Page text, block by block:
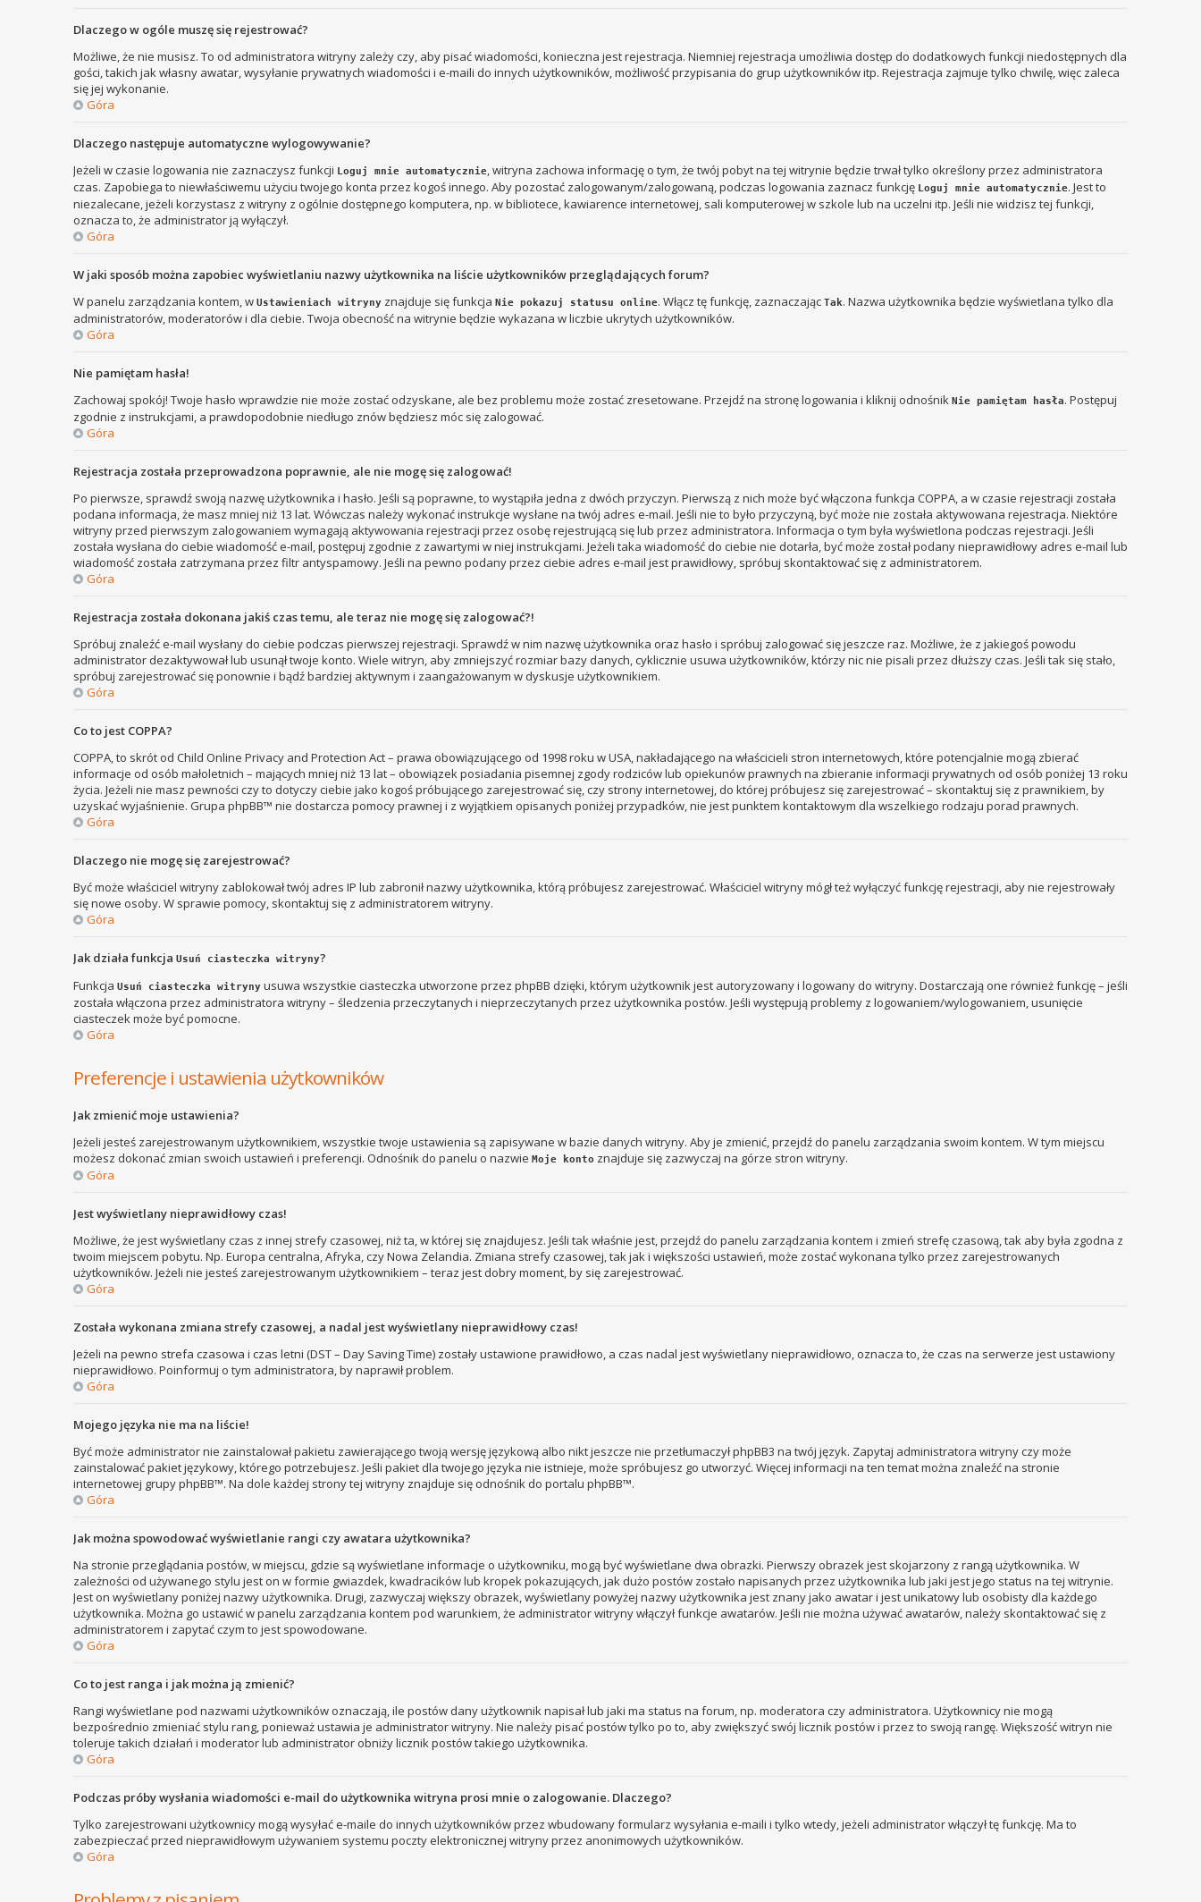
Dlaczego w ogóle muszę się rejestrować?
Możliwe, że nie musisz. To od administratora witryny zależy czy, aby pisać wiadomości, konieczna jest rejestracja. Niemniej rejestracja umożliwia dostęp do dodatkowych funkcji niedostępnych dla
gości, takich jak własny awatar, wysyłanie prywatnych wiadomości i e-maili do innych użytkowników, możliwość przypisania do grup użytkowników itp. Rejestracja zajmuje tylko chwilę, więc zaleca
się jej wykonanie.
Góra
Dlaczego następuje automatyczne wylogowywanie?
Jeżeli w czasie logowania nie zaznaczysz funkcji Loguj mnie automatycznie, witryna zachowa informację o tym, że twój pobyt na tej witrynie będzie trwał tylko określony przez administratora
czas. Zapobiega to niewłaściwemu użyciu twojego konta przez kogoś innego. Aby pozostać zalogowanym/zalogowaną, podczas logowania zaznacz funkcję Loguj mnie automatycznie. Jest to
niezalecane, jeżeli korzystasz z witryny z ogólnie dostępnego komputera, np. w bibliotece, kawiarence internetowej, sali komputerowej w szkole lub na uczelni itp. Jeśli nie widzisz tej funkcji,
oznacza to, że administrator ją wyłączył.
Góra
W jaki sposób można zapobiec wyświetlaniu nazwy użytkownika na liście użytkowników przeglądających forum?
W panelu zarządzania kontem, w Ustawieniach witryny znajduje się funkcja Nie pokazuj statusu online. Włącz tę funkcję, zaznaczając Tak. Nazwa użytkownika będzie wyświetlana tylko dla
administratorów, moderatorów i dla ciebie. Twoja obecność na witrynie będzie wykazana w liczbie ukrytych użytkowników.
Góra
Nie pamiętam hasła!
Zachowaj spokój! Twoje hasło wprawdzie nie może zostać odzyskane, ale bez problemu może zostać zresetowane. Przejdź na stronę logowania i kliknij odnośnik Nie pamiętam hasła. Postępuj
zgodnie z instrukcjami, a prawdopodobnie niedługo znów będziesz móc się zalogować.
Góra
Rejestracja została przeprowadzona poprawnie, ale nie mogę się zalogować!
Po pierwsze, sprawdź swoją nazwę użytkownika i hasło. Jeśli są poprawne, to wystąpiła jedna z dwóch przyczyn. Pierwszą z nich może być włączona funkcja COPPA, a w czasie rejestracji została
podana informacja, że masz mniej niż 13 lat. Wówczas należy wykonać instrukcje wysłane na twój adres e-mail. Jeśli nie to było przyczyną, być może nie została aktywowana rejestracja. Niektóre
witryny przed pierwszym zalogowaniem wymagają aktywowania rejestracji przez osobę rejestrującą się lub przez administratora. Informacja o tym była wyświetlona podczas rejestracji. Jeśli
została wysłana do ciebie wiadomość e-mail, postępuj zgodnie z zawartymi w niej instrukcjami. Jeżeli taka wiadomość do ciebie nie dotarła, być może został podany nieprawidłowy adres e-mail lub
wiadomość została zatrzymana przez filtr antyspamowy. Jeśli na pewno podany przez ciebie adres e-mail jest prawidłowy, spróbuj skontaktować się z administratorem.
Góra
Rejestracja została dokonana jakiś czas temu, ale teraz nie mogę się zalogować?!
Spróbuj znaleźć e-mail wysłany do ciebie podczas pierwszej rejestracji. Sprawdź w nim nazwę użytkownika oraz hasło i spróbuj zalogować się jeszcze raz. Możliwe, że z jakiegoś powodu
administrator dezaktywował lub usunął twoje konto. Wiele witryn, aby zmniejszyć rozmiar bazy danych, cyklicznie usuwa użytkowników, którzy nic nie pisali przez dłuższy czas. Jeśli tak się stało,
spróbuj zarejestrować się ponownie i bądź bardziej aktywnym i zaangażowanym w dyskusje użytkownikiem.
Góra
Co to jest COPPA?
COPPA, to skrót od Child Online Privacy and Protection Act – prawa obowiązującego od 1998 roku w USA, nakładającego na właścicieli stron internetowych, które potencjalnie mogą zbierać
informacje od osób małoletnich – mających mniej niż 13 lat – obowiązek posiadania pisemnej zgody rodziców lub opiekunów prawnych na zbieranie informacji prywatnych od osób poniżej 13 roku
życia. Jeżeli nie masz pewności czy to dotyczy ciebie jako kogoś próbującego zarejestrować się, czy strony internetowej, do której próbujesz się zarejestrować – skontaktuj się z prawnikiem, by
uzyskać wyjaśnienie. Grupa phpBB™ nie dostarcza pomocy prawnej i z wyjątkiem opisanych poniżej przypadków, nie jest punktem kontaktowym dla wszelkiego rodzaju porad prawnych.
Góra
Dlaczego nie mogę się zarejestrować?
Być może właściciel witryny zablokował twój adres IP lub zabronił nazwy użytkownika, którą próbujesz zarejestrować. Właściciel witryny mógł też wyłączyć funkcję rejestracji, aby nie rejestrowały
się nowe osoby. W sprawie pomocy, skontaktuj się z administratorem witryny.
Góra
Jak działa funkcja Usuń ciasteczka witryny?
Funkcja Usuń ciasteczka witryny usuwa wszystkie ciasteczka utworzone przez phpBB dzięki, którym użytkownik jest autoryzowany i logowany do witryny. Dostarczają one również funkcję – jeśli
została włączona przez administratora witryny – śledzenia przeczytanych i nieprzeczytanych przez użytkownika postów. Jeśli występują problemy z logowaniem/wylogowaniem, usunięcie
ciasteczek może być pomocne.
Góra
Preferencje i ustawienia użytkowników
Jak zmienić moje ustawienia?
Jeżeli jesteś zarejestrowanym użytkownikiem, wszystkie twoje ustawienia są zapisywane w bazie danych witryny. Aby je zmienić, przejdź do panelu zarządzania swoim kontem. W tym miejscu
możesz dokonać zmian swoich ustawień i preferencji. Odnośnik do panelu o nazwie Moje konto znajduje się zazwyczaj na górze stron witryny.
Góra
Jest wyświetlany nieprawidłowy czas!
Możliwe, że jest wyświetlany czas z innej strefy czasowej, niż ta, w której się znajdujesz. Jeśli tak właśnie jest, przejdź do panelu zarządzania kontem i zmień strefę czasową, tak aby była zgodna z
twoim miejscem pobytu. Np. Europa centralna, Afryka, czy Nowa Zelandia. Zmiana strefy czasowej, tak jak i większości ustawień, może zostać wykonana tylko przez zarejestrowanych
użytkowników. Jeżeli nie jesteś zarejestrowanym użytkownikiem – teraz jest dobry moment, by się zarejestrować.
Góra
Została wykonana zmiana strefy czasowej, a nadal jest wyświetlany nieprawidłowy czas!
Jeżeli na pewno strefa czasowa i czas letni (DST – Day Saving Time) zostały ustawione prawidłowo, a czas nadal jest wyświetlany nieprawidłowo, oznacza to, że czas na serwerze jest ustawiony
nieprawidłowo. Poinformuj o tym administratora, by naprawił problem.
Góra
Mojego języka nie ma na liście!
Być może administrator nie zainstalował pakietu zawierającego twoją wersję językową albo nikt jeszcze nie przetłumaczył phpBB3 na twój język. Zapytaj administratora witryny czy może
zainstalować pakiet językowy, którego potrzebujesz. Jeśli pakiet dla twojego języka nie istnieje, może spróbujesz go utworzyć. Więcej informacji na ten temat można znaleźć na stronie
internetowej grupy phpBB™. Na dole każdej strony tej witryny znajduje się odnośnik do portalu phpBB™.
Góra
Jak można spowodować wyświetlanie rangi czy awatara użytkownika?
Na stronie przeglądania postów, w miejscu, gdzie są wyświetlane informacje o użytkowniku, mogą być wyświetlane dwa obrazki. Pierwszy obrazek jest skojarzony z rangą użytkownika. W
zależności od używanego stylu jest on w formie gwiazdek, kwadracików lub kropek pokazujących, jak dużo postów zostało napisanych przez użytkownika lub jaki jest jego status na tej witrynie.
Jest on wyświetlany poniżej nazwy użytkownika. Drugi, zazwyczaj większy obrazek, wyświetlany powyżej nazwy użytkownika jest znany jako awatar i jest unikatowy lub osobisty dla każdego
użytkownika. Można go ustawić w panelu zarządzania kontem pod warunkiem, że administrator witryny włączył funkcje awatarów. Jeśli nie można używać awatarów, należy skontaktować się z
administratorem i zapytać czym to jest spowodowane.
Góra
Co to jest ranga i jak można ją zmienić?
Rangi wyświetlane pod nazwami użytkowników oznaczają, ile postów dany użytkownik napisał lub jaki ma status na forum, np. moderatora czy administratora. Użytkownicy nie mogą
bezpośrednio zmieniać stylu rang, ponieważ ustawia je administrator witryny. Nie należy pisać postów tylko po to, aby zwiększyć swój licznik postów i przez to swoją rangę. Większość witryn nie
toleruje takich działań i moderator lub administrator obniży licznik postów takiego użytkownika.
Góra
Podczas próby wysłania wiadomości e-mail do użytkownika witryna prosi mnie o zalogowanie. Dlaczego?
Tylko zarejestrowani użytkownicy mogą wysyłać e-maile do innych użytkowników przez wbudowany formularz wysyłania e-maili i tylko wtedy, jeżeli administrator włączył tę funkcję. Ma to
zabezpieczać przed nieprawidłowym używaniem systemu poczty elektronicznej witryny przez anonimowych użytkowników.
Góra